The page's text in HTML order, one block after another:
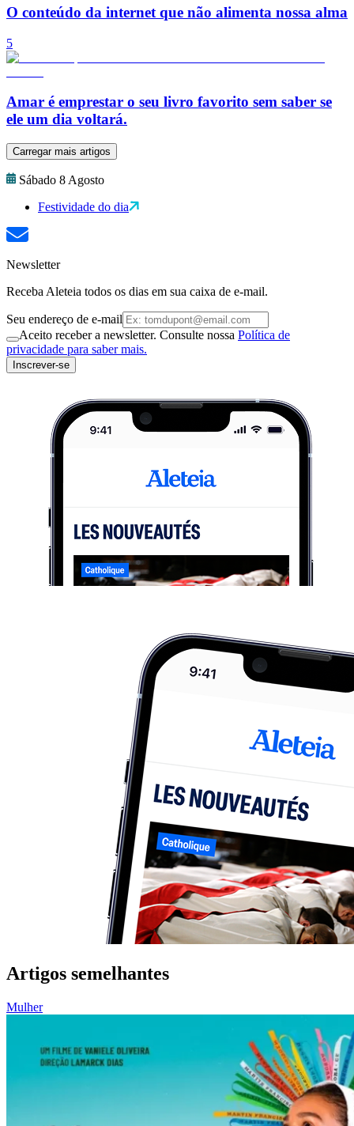
O conteúdo da internet que não alimenta nossa alma
5
Amar é emprestar o seu livro favorito sem saber se
ele um dia voltará.
Carregar mais artigos
Sábado 8 Agosto
Festividade do dia
Newsletter
Receba Aleteia todos os dias em sua caixa de e-mail.
Seu endereço de e-mail
Aceito receber a newsletter. Consulte nossa Política de
privacidade para saber mais.
Inscrever-se
Artigos semelhantes
Mulher